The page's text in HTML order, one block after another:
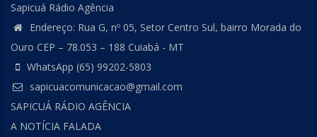
Sapicuá Rádio Agência
Endereço: Rua G, nº 05, Setor Centro Sul, bairro Morada do
Ouro CEP – 78.053 – 188 Cuiabá - MT
WhatsApp (65) 99202-5803
sapicuacomunicacao@gmail.com
SAPICUÁ RÁDIO AGÊNCIA
A NOTÍCIA FALADA